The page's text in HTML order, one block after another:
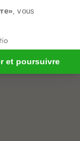
, vous
et poursuivre